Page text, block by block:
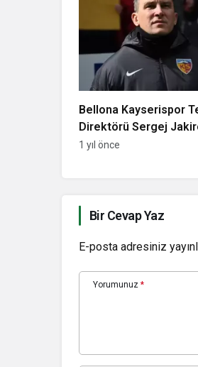
Bellona Kayserispor
Direktörü Sergej
Bugün aldığımız 3
1 yıl önce
Bir Cevap Yaz
E-posta adresiniz
Yorumunuz *